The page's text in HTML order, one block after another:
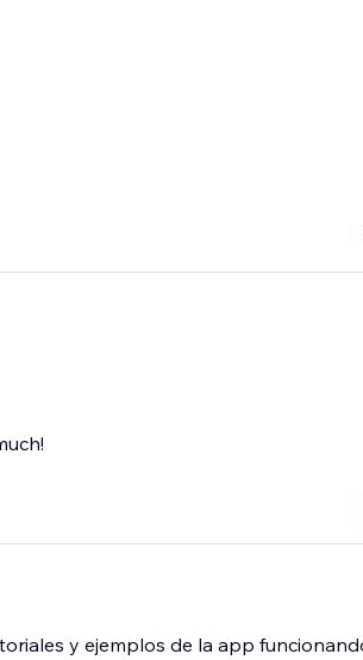
y ejemplos de la app